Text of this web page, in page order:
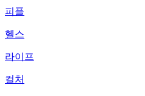
피플
헬스
라이프
컬처